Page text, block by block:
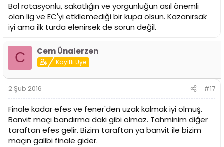
Bol rotasyonlu, sakatlığın ve yorgunluğun asıl önemli
olan lig ve EC'yi etkilemediği bir kupa olsun. Kazanırsak
iyi ama ilk turda elenirsek de sorun değil.
C Cem Ünalerzen
Kayıtlı Üye
2 Şub 2016 #17
Finale kadar efes ve fener'den uzak kalmak iyi olmuş.
Banvit maçı bandırma daki gibi olmaz. Tahminim diğer
taraftan efes gelir. Bizim taraftan ya banvit ile bizim
maçın galibi finale gider.